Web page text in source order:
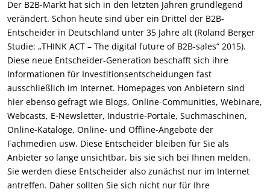
Der B2B-Markt hat sich in den letzten Jahren grundlegend
verändert. Schon heute sind über ein Drittel der B2B-
Entscheider in Deutschland unter 35 Jahre alt (Roland Berger
Studie: „THINK ACT – The digital future of B2B-sales“ 2015).
Diese neue Entscheider-Generation beschafft sich ihre
Informationen für Investitionsentscheidungen fast
ausschließlich im Internet. Homepages von Anbietern sind
hier ebenso gefragt wie Blogs, Online-Communities, Webinare,
Webcasts, E-Newsletter, Industrie-Portale, Suchmaschinen,
Online-Kataloge, Online- und Offline-Angebote der
Fachmedien usw. Diese Entscheider bleiben für Sie als
Anbieter so lange unsichtbar, bis sie sich bei Ihnen melden.
Sie werden diese Entscheider also zunächst nur im Internet
antreffen. Daher sollten Sie sich nicht nur für Ihre